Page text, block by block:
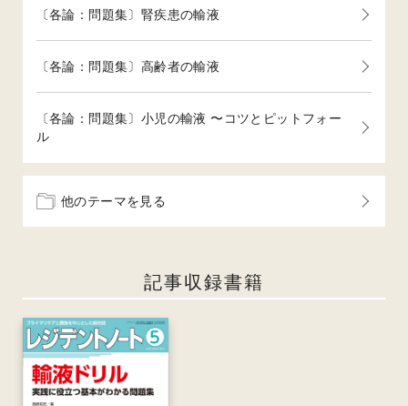
〔各論：問題集〕腎疾患の輸液
〔各論：問題集〕高齢者の輸液
〔各論：問題集〕小児の輸液 〜コツとピットフォー
ル
他のテーマを見る
記事収録書籍